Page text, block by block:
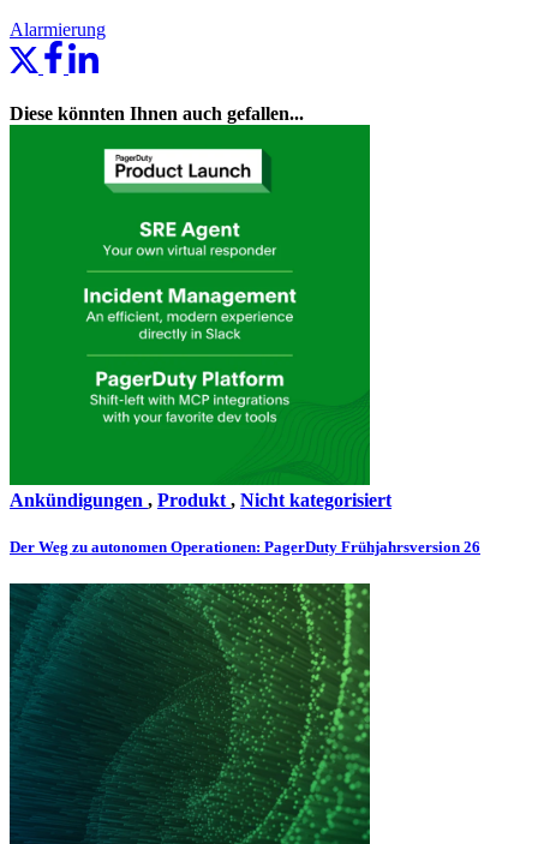
Alarmierung
Diese könnten Ihnen auch gefallen...
Ankündigungen , Produkt , Nicht kategorisiert
Der Weg zu autonomen Operationen: PagerDuty Frühjahrsversion 26